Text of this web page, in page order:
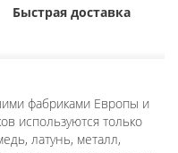
Быстрая доставка
фабриками Европы и
используются только
латунь, металл,